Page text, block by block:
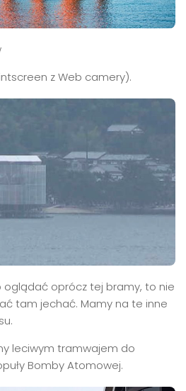
z Web camery).
oglądać oprócz tej bramy, to nie
tam jechać. Mamy na te inne
leciwym tramwajem do
Bomby Atomowej.